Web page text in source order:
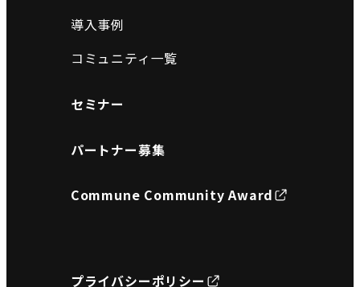
導入事例
コミュニティ一覧
セミナー
パートナー募集
Commune Community Award
プライバシーポリシー